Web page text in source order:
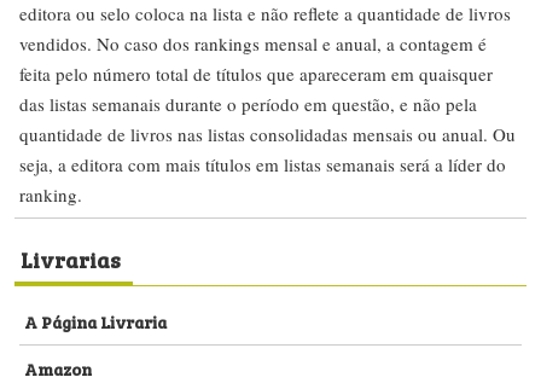
editora ou selo coloca na lista e não reflete a quantidade de livros
vendidos. No caso dos rankings mensal e anual, a contagem é
feita pelo número total de títulos que apareceram em quaisquer
das listas semanais durante o período em questão, e não pela
quantidade de livros nas listas consolidadas mensais ou anual. Ou
seja, a editora com mais títulos em listas semanais será a líder do
ranking.
Livrarias
A Página Livraria
Amazon